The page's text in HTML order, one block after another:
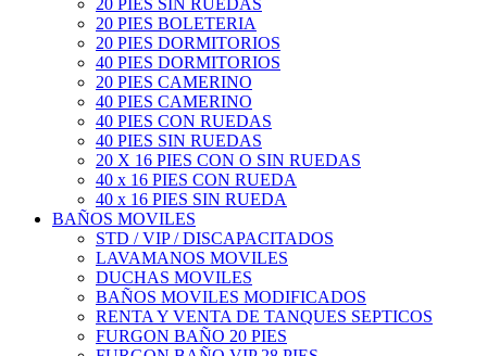
20 PIES SIN RUEDAS
20 PIES BOLETERIA
20 PIES DORMITORIOS
40 PIES DORMITORIOS
20 PIES CAMERINO
40 PIES CAMERINO
40 PIES CON RUEDAS
40 PIES SIN RUEDAS
20 X 16 PIES CON O SIN RUEDAS
40 x 16 PIES CON RUEDA
40 x 16 PIES SIN RUEDA
BAÑOS MOVILES
STD / VIP / DISCAPACITADOS
LAVAMANOS MOVILES
DUCHAS MOVILES
BAÑOS MOVILES MODIFICADOS
RENTA Y VENTA DE TANQUES SEPTICOS
FURGON BAÑO 20 PIES